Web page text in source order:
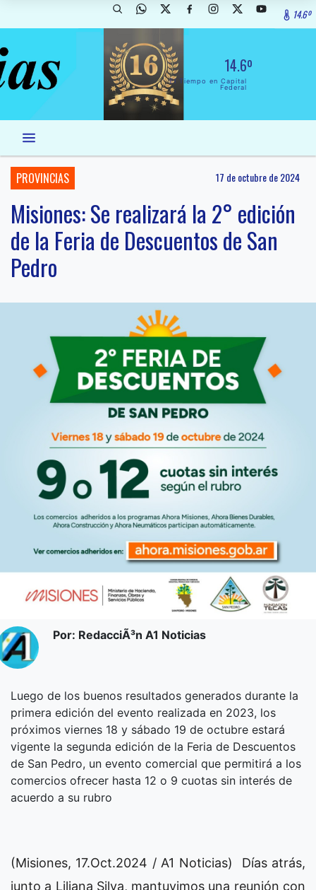
14.6º
14.6º
El Tiempo en Capital
Federal
PROVINCIAS 17 de octubre de 2024
Misiones: Se realizará la 2° edición
de la Feria de Descuentos de San
Pedro
Por: RedacciÃ³n A1 Noticias
Luego de los buenos resultados generados durante la
primera edición del evento realizada en 2023, los
próximos viernes 18 y sábado 19 de octubre estará
vigente la segunda edición de la Feria de Descuentos
de San Pedro, un evento comercial que permitirá a los
comercios ofrecer hasta 12 o 9 cuotas sin interés de
acuerdo a su rubro
(Misiones, 17.Oct.2024 / A1 Noticias) Días atrás,
junto a Liliana Silva, mantuvimos una reunión con